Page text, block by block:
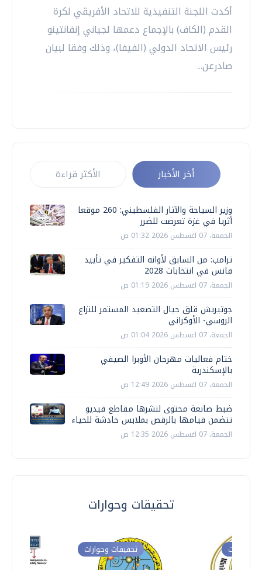
أكدت اللجنة التنفيذية للاتحاد الأفريقي لكرة
القدم (الكاف) بالإجماع دعمها لجياني إنفانتينو
رئيس ‌الاتحاد الدولي (الفيفا)، وذلك وفقا لبيان
صادرعن...
أخر الأخبار الأكثر قراءة
وزير السياحة والآثار الفلسطيني: 260 موقعا
أثريا في غزة تعرضت للضرر
الجمعة، 07 اغسطس 2026 01:32 ص
ترامب: من السابق لأوانه التفكير في تأييد
فانس في انتخابات 2028
الجمعة، 07 اغسطس 2026 01:19 ص
جوتيريش قلق حيال التصعيد المستمر للنزاع
الروسي- الأوكراني
الجمعة، 07 اغسطس 2026 01:04 ص
ختام فعاليات مهرجان الأوبرا الصيفي
بالإسكندرية
الجمعة، 07 اغسطس 2026 12:49 ص
ضبط صانعة محتوى لنشرها مقاطع فيديو
تتضمن قيامها بالرقص بملابس خادشة للحياء
الجمعة، 07 اغسطس 2026 12:35 ص
تحقيقات وحوارات
تحقيقات وحوارات وحوارات